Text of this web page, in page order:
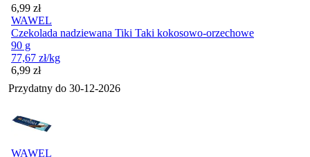
Cena
6,99 zł
WAWEL
Czekolada nadziewana Tiki Taki kokosowo-orzechowe
90 g
77,67 zł/kg
Cena
6,99 zł
Przydatny do 30-12-2026
WAWEL